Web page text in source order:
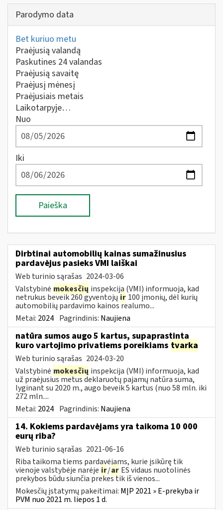
Parodymo data
Bet kuriuo metu
Praėjusią valandą
Paskutines 24 valandas
Praėjusią savaitę
Praėjusį mėnesį
Praėjusiais metais
Laikotarpyje…
Nuo
Iki
Paieška
Dirbtinai automobilių kainas sumažinusius
pardavėjus pasieks VMI laiškai
Web turinio sąrašas 2024-03-06
Valstybinė mokesčių inspekcija (VMI) informuoja, kad
netrukus beveik 260 gyventojų ir 100 įmonių, dėl kurių
automobilių pardavimo kainos realumo...
Metai: 2024 Pagrindinis: Naujiena
natūra sumos augo 5 kartus, supaprastinta
kuro vartojimo privatiems poreikiams tvarka
Web turinio sąrašas 2024-03-20
Valstybinė mokesčių inspekcija (VMI) informuoja, kad
už praėjusius metus deklaruotų pajamų natūra suma,
lyginant su 2020 m., augo beveik 5 kartus (nuo 58 mln. iki
272 mln....
Metai: 2024 Pagrindinis: Naujiena
14. Kokiems pardavėjams yra taikoma 10 000
eurų riba?
Web turinio sąrašas 2021-06-16
Riba taikoma tiems pardavėjams, kurie įsikūrę tik
vienoje valstybėje narėje ir/ar ES vidaus nuotolinės
prekybos būdu siunčia prekes tik iš vienos...
Mokesčių įstatymų pakeitimai: MĮP 2021 » E-prekyba ir
PVM nuo 2021 m. liepos 1 d.